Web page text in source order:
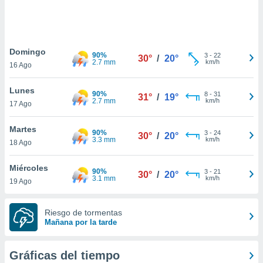
únicos
similares
como
sitio
de
posible
traten tus
en
Para
su
Domingo
16 Ago
90%
2.7 mm
30° / 20° 3- 22
km/h
Lunes
17 Ago
90%
2.7 mm
31° / 19° 8- 31
km/h
Martes
18 Ago
90%
3.3 mm
30° / 20° 3- 24
km/h
Miércoles
19 Ago
90%
3.1 mm
30° / 20° 3- 21
km/h
Riesgo de tormentas
Mañana por la tarde
Gráficas del tiempo